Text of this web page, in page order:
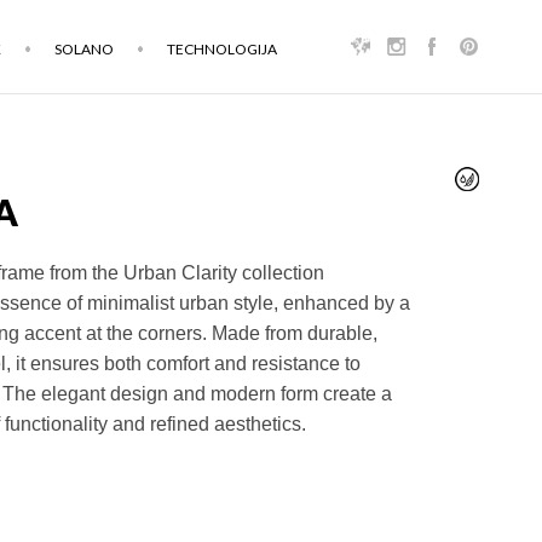
SOLANO TECHNOLOGIJA
from the Urban Clarity collection
of minimalist urban style, enhanced by a
accent at the corners. Made from durable,
it ensures both comfort and resistance to
elegant design and modern form create a
functionality and refined aesthetics.